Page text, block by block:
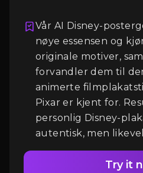
Vår AI Disney-
nøye essensen og
originale motiver,
forvandler dem til
animerte
Pixar er kjent for.
personlig Disney-
autentisk, men
Try it
Logg Inn